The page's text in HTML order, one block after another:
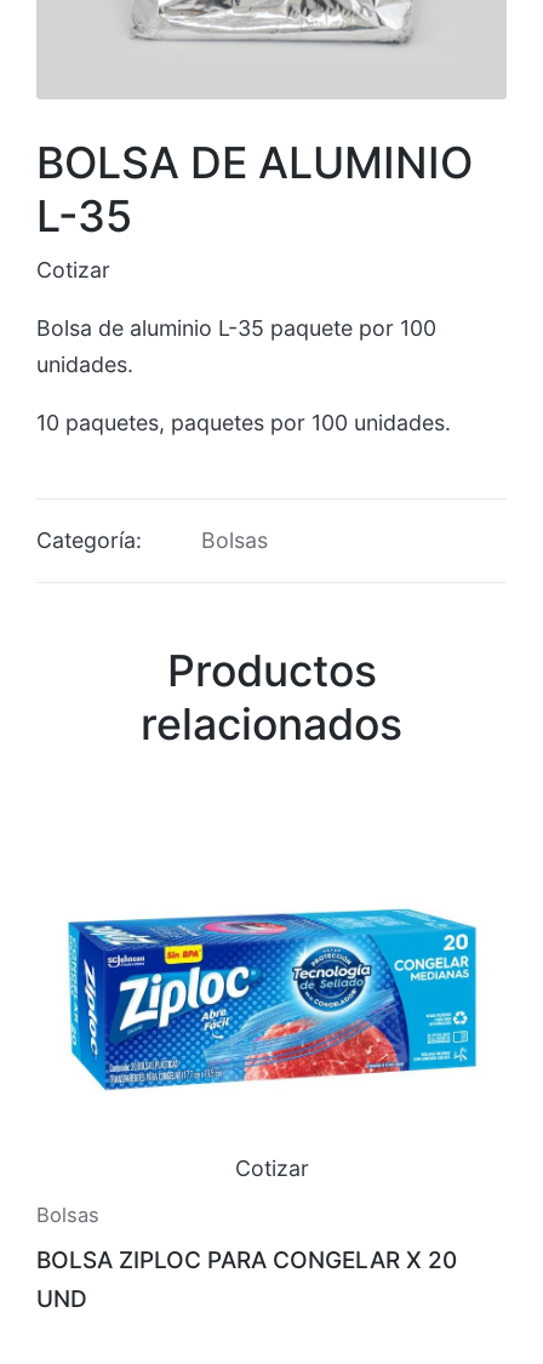
BOLSA DE ALUMINIO
L-35
Cotizar
Bolsa de aluminio L-35 paquete por 100
unidades.
10 paquetes, paquetes por 100 unidades.
Categoría: Bolsas
Productos
relacionados
Cotizar
Bolsas
BOLSA ZIPLOC PARA CONGELAR X 20
UND